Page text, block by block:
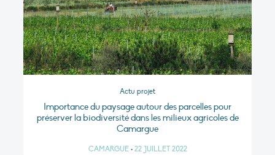
Actu projet
Importance du paysage autour des parcelles pour
préserver la biodiversité dans les milieux agricoles de
Camargue
CAMARGUE • 22 JUILLET 2022